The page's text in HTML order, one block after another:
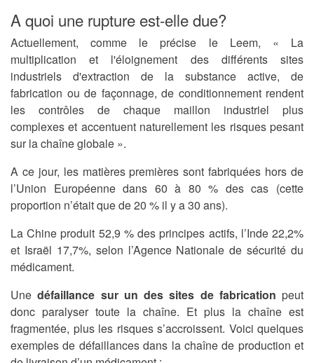
A quoi une rupture est-elle due?
Actuellement, comme le précise le Leem, « La
multiplication et l'éloignement des différents sites
industriels d'extraction de la substance active, de
fabrication ou de façonnage, de conditionnement rendent
les contrôles de chaque maillon industriel plus
complexes et accentuent naturellement les risques pesant
sur la chaîne globale ».
A ce jour, les matières premières sont fabriquées hors de
l’Union Européenne dans 60 à 80 % des cas (cette
proportion n’était que de 20 % il y a 30 ans).
La Chine produit 52,9 % des principes actifs, l’Inde 22,2%
et Israël 17,7%, selon l’Agence Nationale de sécurité du
médicament.
Unedéfaillance sur un des sites de fabrication peut
donc paralyser toute la chaîne. Et plus la chaîne est
fragmentée, plus les risques s’accroissent. Voici quelques
exemples de défaillances dans la chaîne de production et